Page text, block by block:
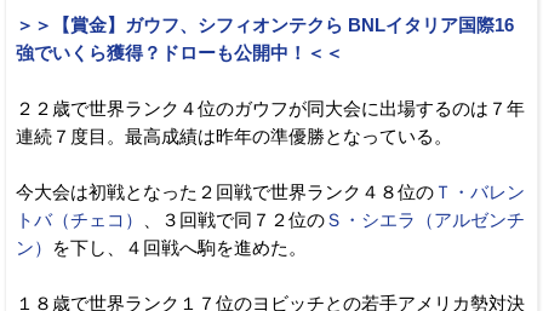
＞＞【賞金】ガウフ、シフィオンテクら BNLイタリア国際16
強でいくら獲得？ドローも公開中！＜＜
２２歳で世界ランク４位のガウフが同大会に出場するのは７年
連続７度目。最高成績は昨年の準優勝となっている。
今大会は初戦となった２回戦で世界ランク４８位の Ｔ・バレン
トバ（チェコ）
、３回戦で同７２位のＳ・シエラ（アルゼンチ
ン）
を下し、４回戦へ駒を進めた。
１８歳で世界ランク１７位のヨビッチとの若手アメリカ勢対決